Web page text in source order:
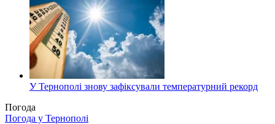
У Тернополі знову зафіксували температурний рекорд
Погода
Погода у Тернополі